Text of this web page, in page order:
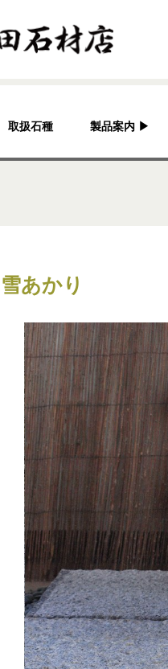
取扱石種 製品案内 ▶
灯篭
造園資材
その他
雪あかり